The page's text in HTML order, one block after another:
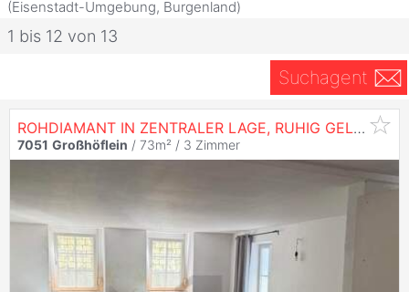
(Eisenstadt-Umgebung, Burgenland)
1 bis 12 von 13
Suchagent
ROHDIAMANT IN ZENTRALER LAGE, RUHIG GELEGENES OBJEKT MIT VIEL POTENZIAL ZUR SELBSTVERWIRKLICHUNG
7051 Großhöflein / 73m² / 3 Zimmer